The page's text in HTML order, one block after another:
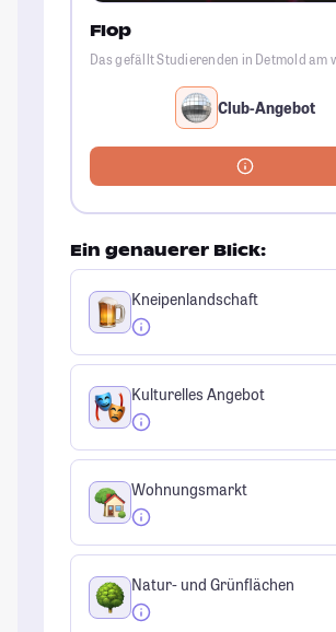
Flop
Das gefällt Studierenden in Detmold am
Club-Angebot
Ein genauerer Blick:
Kneipenlandschaft
Kulturelles Angebot
Wohnungsmarkt
Natur- und Grünflächen